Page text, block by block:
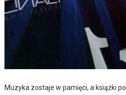
Muzyka zostaje w pamięci, a książki